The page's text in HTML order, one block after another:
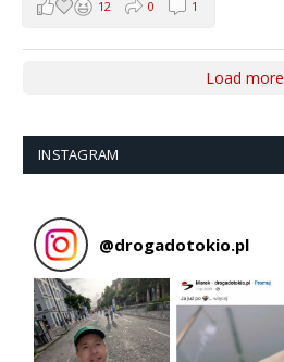
12 0 1
Load more
INSTAGRAM
@drogadotokio.pl